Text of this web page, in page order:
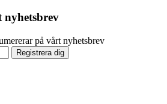
nyhetsbrev
på vårt nyhetsbrev
Registrera dig